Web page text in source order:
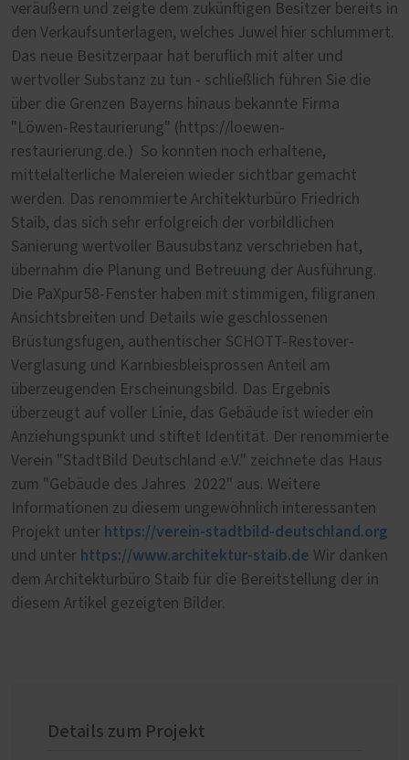
veräußern und zeigte dem zukünftigen Besitzer bereits in
den Verkaufsunterlagen, welches Juwel hier schlummert.
Das neue Besitzerpaar hat beruflich mit alter und
wertvoller Substanz zu tun - schließlich führen Sie die
über die Grenzen Bayerns hinaus bekannte Firma
"Löwen-Restaurierung" (https://loewen-
restaurierung.de.) So konnten noch erhaltene,
mittelalterliche Malereien wieder sichtbar gemacht
werden. Das renommierte Architekturbüro Friedrich
Staib, das sich sehr erfolgreich der vorbildlichen
Sanierung wertvoller Bausubstanz verschrieben hat,
übernahm die Planung und Betreuung der Ausführung.
Die PaXpur58-Fenster haben mit stimmigen, filigranen
Ansichtsbreiten und Details wie geschlossenen
Brüstungsfugen, authentischer SCHOTT-Restover-
Verglasung und Karnbiesbleisprossen Anteil am
überzeugenden Erscheinungsbild. Das Ergebnis
überzeugt auf voller Linie, das Gebäude ist wieder ein
Anziehungspunkt und stiftet Identität. Der renommierte
Verein "StadtBild Deutschland e.V." zeichnete das Haus
zum "Gebäude des Jahres 2022" aus. Weitere
Informationen zu diesem ungewöhnlich interessanten
Projekt unter https://verein-stadtbild-deutschland.org
und unter https://www.architektur-staib.de Wir danken
dem Architekturbüro Staib für die Bereitstellung der in
diesem Artikel gezeigten Bilder.
Details zum Projekt